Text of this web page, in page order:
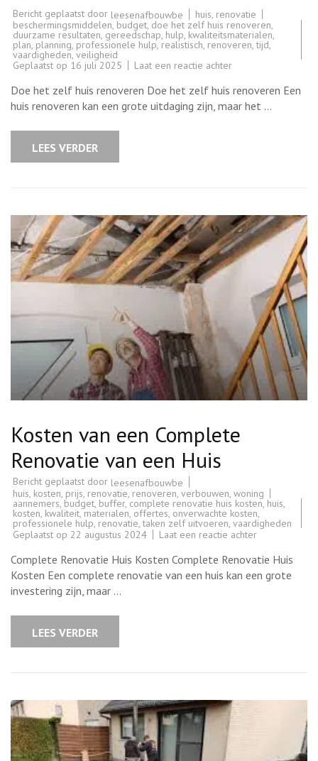
Bericht geplaatst door leesenafbouwbe huis, renovatie
beschermingsmiddelen, budget, doe het zelf huis renoveren,
duurzame resultaten, gereedschap, hulp, kwaliteitsmaterialen,
plan, planning, professionele hulp, realistisch, renoveren,tijd,
vaardigheden, veiligheid
Geplaatst op 16 juli 2025 Laat een reactie achterop
een
geslaagde
Doe het zelf huis renoveren Doe het zelf huis renoveren Een
huis renoveren kan een grote uitdaging zijn, maar het …
LEES VERDER
Kosten van een Complete
Renovatie van een Huis
Bericht geplaatst door leesenafbouwbe
huis, kosten, prijs, renovatie, renoveren, verbouwen, woning
aannemers, budget, buffer, complete renovatie huis kosten, huis,
kosten, kwaliteit,materialen, offertes, onverwachte kosten,
professionele hulp, renovatie,taken zelf uitvoeren, vaardigheden
Geplaatst op 22 augustus 2024 Laat een reactie achterop
van
een
Complete
Renovatie
Complete Renovatie Huis Kosten Complete Renovatie Huis
Kosten Een complete renovatie van een huis kan een grote
investering zijn, maar …
LEES VERDER